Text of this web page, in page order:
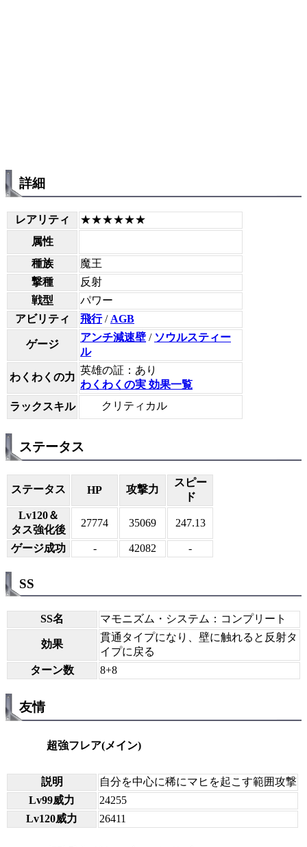
詳細
レアリティ
★★★★★★
属性
種族
魔王
撃種
反射
戦型
パワー
アビリティ
飛行/ AGB
ゲージ
アンチ減速壁 / ソウルスティー
ル
わくわくの力
英雄の証：あり
わくわくの実 効果一覧
ラックスキル
クリティカル
ステータス
ステータス HP 攻撃力
スピー
ド
Lv120＆
タス強化後
27774 35069 247.13
ゲージ成功 - 42082 -
SS
SS名 マモニズム・システム：コンプリート
効果
貫通タイプになり、壁に触れると反射タ
イプに戻る
ターン数
8+8
友情
超強フレア(メイン)
説明
自分を中心に稀にマヒを起こす範囲攻撃
Lv99威力
24255
Lv120威力
26411